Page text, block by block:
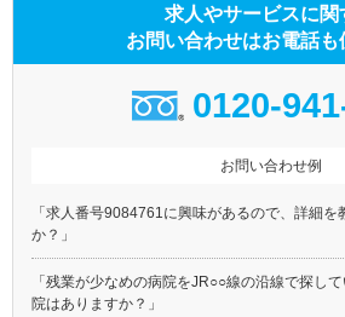
求人やサービスに関
お問い合わせはお電話も
0120-
お問い合わせ例
「求人番号9084761に興味があるので、詳細を
か？」
「残業が少なめの病院をJR○○線の沿線で探し
院はありますか？」